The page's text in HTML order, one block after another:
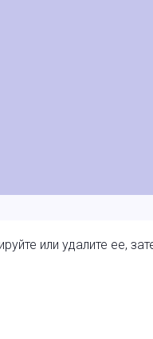
или удалите ее,